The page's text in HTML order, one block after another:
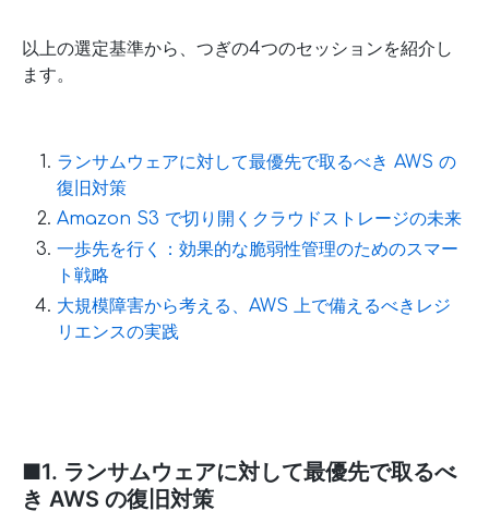
以上の選定基準から、つぎの4つのセッションを紹介し
ます。
ランサムウェアに対して最優先で取るべき AWS の
復旧対策
Amazon S3 で切り開くクラウドストレージの未来
一歩先を行く：効果的な脆弱性管理のためのスマー
ト戦略
大規模障害から考える、AWS 上で備えるべきレジ
リエンスの実践
■1. ランサムウェアに対して最優先で取るべ
き AWS の復旧対策